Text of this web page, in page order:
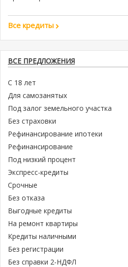
Все кредиты
ВСЕ ПРЕДЛОЖЕНИЯ
С 18 лет
Для самозанятых
Под залог земельного участка
Без страховки
Рефинансирование ипотеки
Рефинансирование
Под низкий процент
Экспресс-кредиты
Срочные
Без отказа
Выгодные кредиты
На ремонт квартиры
Кредиты наличными
Без регистрации
Без справки 2-НДФЛ